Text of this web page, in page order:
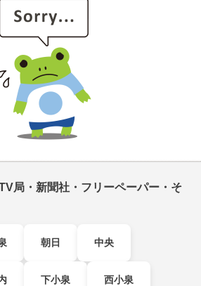
局・新聞社・フリーペーパー・そ
朝日 中央
下小泉 西小泉